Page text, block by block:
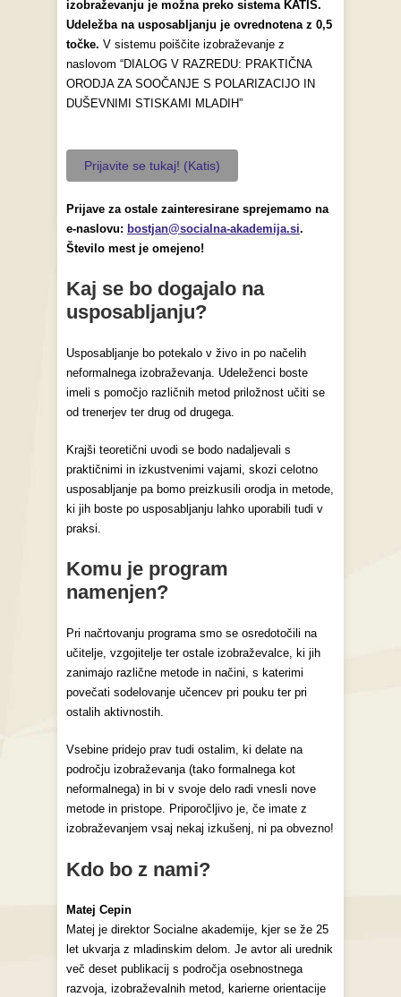
izobraževanju je možna preko sistema KATIS.
Udeležba na usposabljanju je ovrednotena z 0,5
točke. V sistemu poiščite izobraževanje z
naslovom “DIALOG V RAZREDU: PRAKTIČNA
ORODJA ZA SOOČANJE S POLARIZACIJO IN
DUŠEVNIMI STISKAMI MLADIH”
Prijavite se tukaj! (Katis)
Prijave za ostale zainteresirane sprejemamo na
e-naslovu: bostjan@socialna-akademija.si.
Število mest je omejeno!
Kaj se bo dogajalo na
usposabljanju?
Usposabljanje bo potekalo v živo in po načelih
neformalnega izobraževanja. Udeleženci boste
imeli s pomočjo različnih metod priložnost učiti se
od trenerjev ter drug od drugega.
Krajši teoretični uvodi se bodo nadaljevali s
praktičnimi in izkustvenimi vajami, skozi celotno
usposabljanje pa bomo preizkusili orodja in metode,
ki jih boste po usposabljanju lahko uporabili tudi v
praksi.
Komu je program
namenjen?
Pri načrtovanju programa smo se osredotočili na
učitelje, vzgojitelje ter ostale izobraževalce, ki jih
zanimajo različne metode in načini, s katerimi
povečati sodelovanje učencev pri pouku ter pri
ostalih aktivnostih.
Vsebine pridejo prav tudi ostalim, ki delate na
področju izobraževanja (tako formalnega kot
neformalnega) in bi v svoje delo radi vnesli nove
metode in pristope. Priporočljivo je, če imate z
izobraževanjem vsaj nekaj izkušenj, ni pa obvezno!
Kdo bo z nami?
Matej Cepin
Matej je direktor Socialne akademije, kjer se že 25
let ukvarja z mladinskim delom. Je avtor ali urednik
več deset publikacij s področja osebnostnega
razvoja, izobraževalnih metod, karierne orientacije